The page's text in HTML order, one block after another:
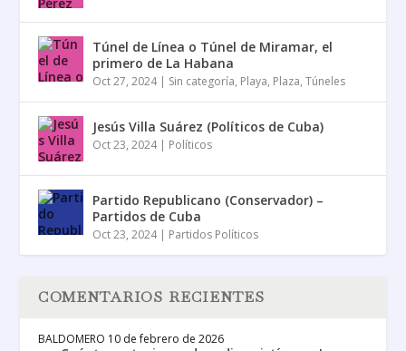
Túnel de Línea o Túnel de Miramar, el
primero de La Habana
Oct 27, 2024| Sin categoría, Playa, Plaza,Túneles
Jesús Villa Suárez (Políticos de Cuba)
Oct 23, 2024| Políticos
Partido Republicano (Conservador) –
Partidos de Cuba
Oct 23, 2024| Partidos Políticos
COMENTARIOS RECIENTES
BALDOMERO 10 de febrero de 2026